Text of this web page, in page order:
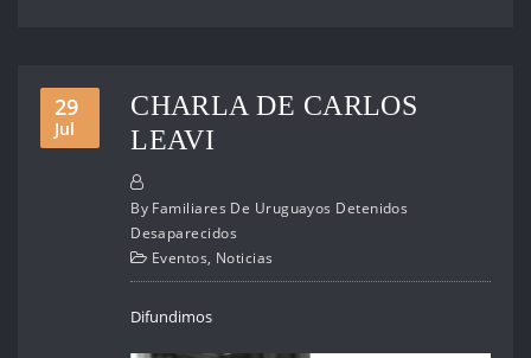
29
Jul
CHARLA DE CARLOS
LEAVI
By Familiares De Uruguayos Detenidos
Desaparecidos
Eventos, Noticias
Difundimos